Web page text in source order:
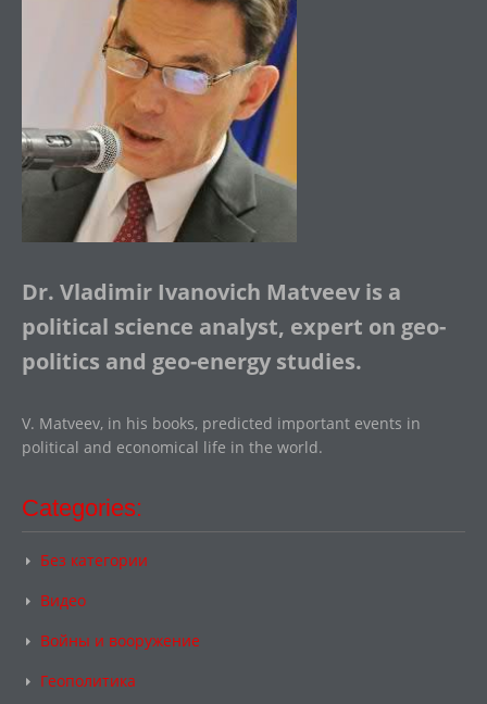
Dr. Vladimir Ivanovich Matveev is a
political science analyst, expert on geo-
politics and geo-energy studies.
V. Matveev, in his books, predicted important events in
political and economical life in the world.
Categories:
Без категории
Видео
Войны и вооружение
Геополитика